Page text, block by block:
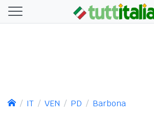
IT VEN PD Barbona